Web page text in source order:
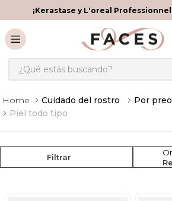
¡Kerastase y L'oreal
¿Qué estás buscando?
Cuidado del rostro
Por
Piel todo tipo
Filtrar